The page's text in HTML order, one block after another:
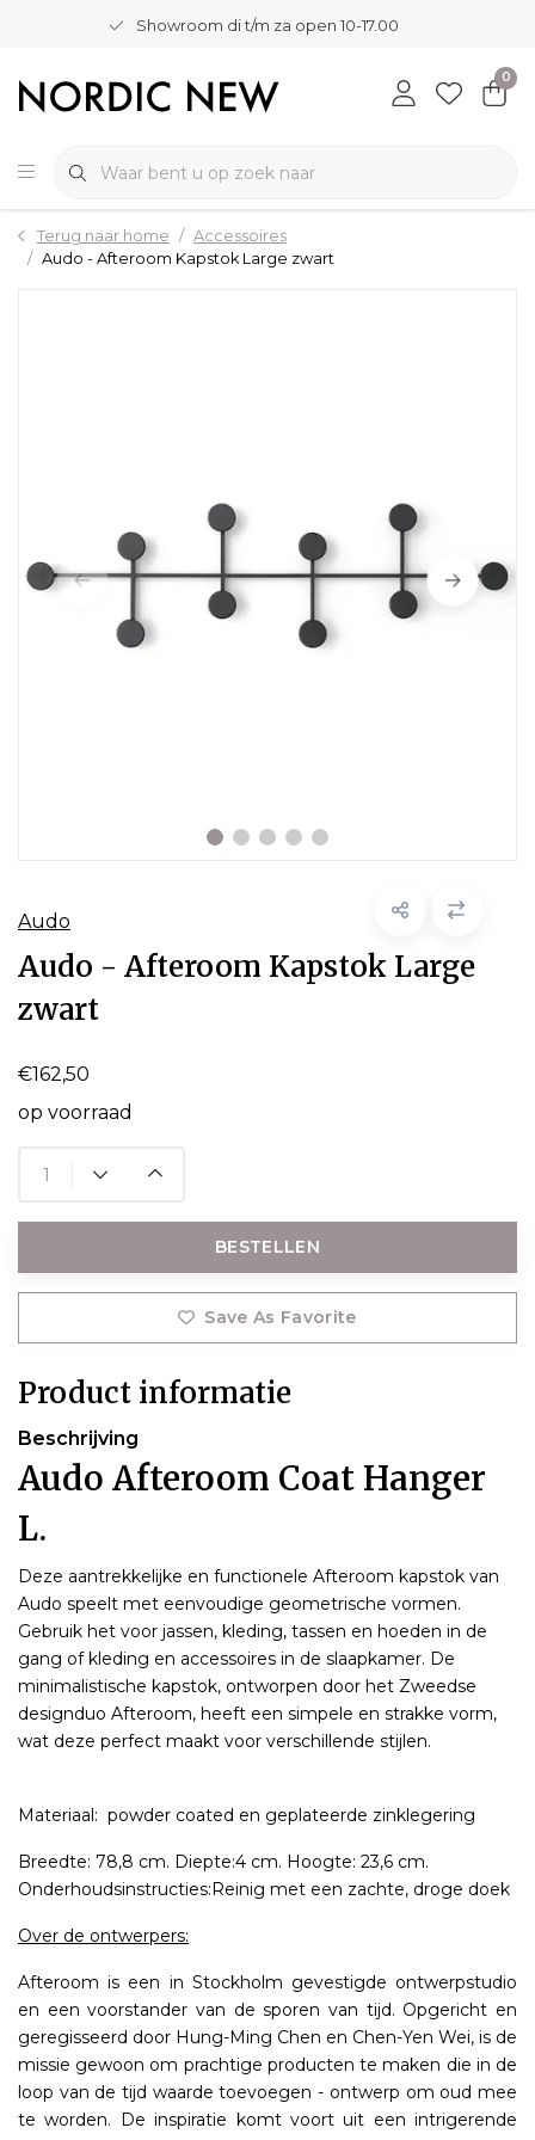
Showroom di t/m za open 10-17.00
0
Terug naar home
Accessoires
Audo - Afteroom Kapstok Large zwart
Audo
Audo - Afteroom Kapstok Large
zwart
€162,50
op voorraad
BESTELLEN
Save As Favorite
Product informatie
Beschrijving
Audo Afteroom Coat Hanger
L.
Deze aantrekkelijke en functionele Afteroom kapstok van
Audo speelt met eenvoudige geometrische vormen.
Gebruik het voor jassen, kleding, tassen en hoeden in de
gang of kleding en accessoires in de slaapkamer. De
minimalistische kapstok, ontworpen door het Zweedse
designduo Afteroom, heeft een simpele en strakke vorm,
wat deze perfect maakt voor verschillende stijlen.
Materiaal: powder coated en geplateerde zinklegering
Breedte: 78,8 cm. Diepte:4 cm. Hoogte: 23,6 cm.
Onderhoudsinstructies:Reinig met een zachte, droge doek
Over de ontwerpers:
Afteroom is een in Stockholm gevestigde ontwerpstudio
en een voorstander van de sporen van tijd. Opgericht en
geregisseerd door Hung-Ming Chen en Chen-Yen Wei, is de
missie gewoon om prachtige producten te maken die in de
loop van de tijd waarde toevoegen - ontwerp om oud mee
te worden. De inspiratie komt voort uit een intrigerende